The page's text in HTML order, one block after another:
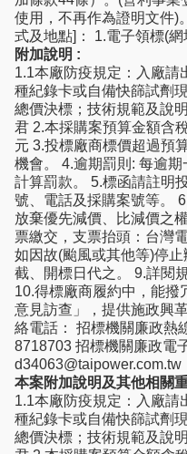
使用，不再作為證明文件)
式及地點]： 1.電子領標(
附加說明 :
1.1本廠防疫規定：入廠請
種紀錄卡或自備快篩試劑
總價決標；技術規範及說
君 2.本採購案預算金額含
元 3.投標廠商標價超過預
機會。 4.逾期罰則: 每逾
計算罰款。 5.標函請註明
號、電話及採購案號等。
放棄優先減價、比減價之
票繳交，支票抬頭：台灣
如因故(颱風或其他等)停
截、開標日代之。 9.詳閱
10.得標廠商履約中，能撥
意見訪查」，提供施政興
絡電話： 招標機關廉政熱
8718703 招標機關廉政電
d34063@taipower.com.tw
本案附加說明及其他相關
1.1本廠防疫規定：入廠請
種紀錄卡或自備快篩試劑
總價決標；技術規範及說